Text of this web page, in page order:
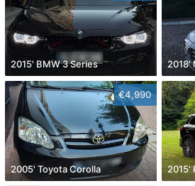
2015' BMW 3 Series 2018'
€4,990
2005' Toyota Corolla 2015'